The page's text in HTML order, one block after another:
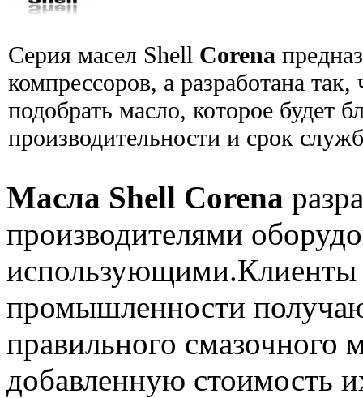
Серия масел Shell Corena
компрессоров, а разработана
подобрать масло, которое будет
производительности и срок
Масла Shell Corena
производителями
использующими.Клиенты
промышленности
правильного смазочного
добавленную стоимость